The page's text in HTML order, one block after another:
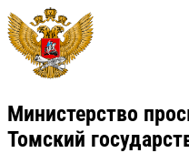
Министерство
Томский